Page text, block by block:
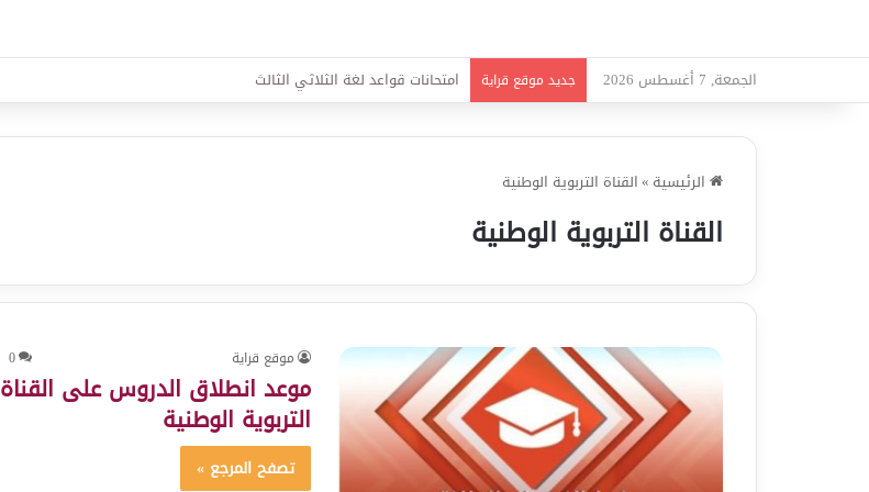
الجمعة, 7 أغسطس 2026 جديد موقع قراية امتحانات قواعد لغة الثلاثي الثالث
الرئيسية »القناة التربوية الوطنية
القناة التربوية الوطنية
موقع قراية 0
موعد انطلاق الدروس على القناة
التربوية الوطنية
تصفح المرجع »